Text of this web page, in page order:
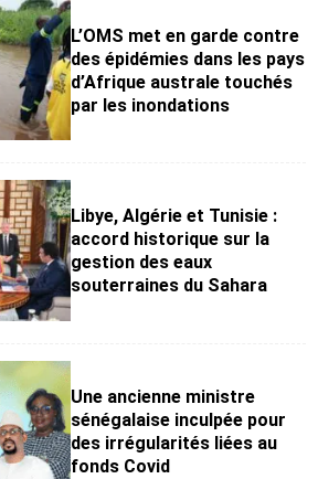
L’OMS met en garde contre
des épidémies dans les pays
d’Afrique australe touchés
par les inondations
Libye, Algérie et Tunisie :
accord historique sur la
gestion des eaux
souterraines du Sahara
Une ancienne ministre
sénégalaise inculpée pour
des irrégularités liées au
fonds Covid